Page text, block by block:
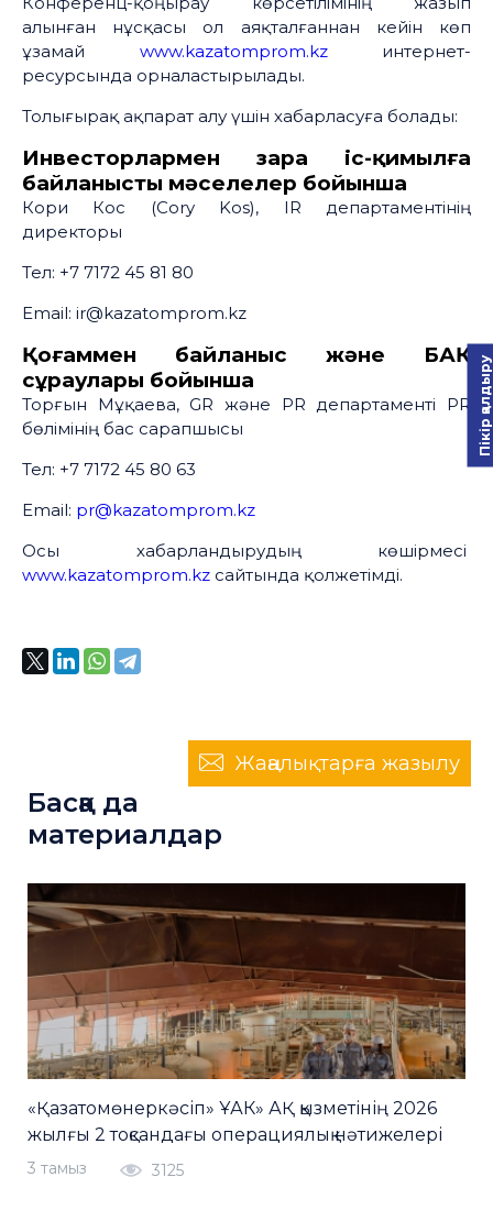
алынған нұсқасы ол аяқталғаннан кейін көп
ұзамай www.kazatomprom.kzинтернет-
ресурсында орналастырылады.
Толығырақ ақпарат алу үшін хабарласуға болады:
Инвесторлармен өзара іс-қимылға
байланысты мәселелер бойынша
Кори Кос (Cory Kos), IR департаментінің
директоры
Тел: +7 7172 45 81 80
Email: ir@kazatomprom.kz
Қоғаммен байланыс және БАҚ
сұраулары бойынша
Торғын Мұқаева, GR және PR департаменті PR
бөлімінің бас сарапшысы
Тел: +7 7172 45 80 63
Email: pr@kazatomprom.kz
Осы хабарландырудың көшірмесі
www.kazatomprom.kz сайтында қолжетімді.
Жаңалықтарға жазылу
Басқа да
материалдар
«Қазатомөнеркәсіп» ҰАК» АҚ қызметінің 2026
жылғы 2 тоқсандағы операциялық нәтижелері
3 тамыз 3125
Пікір қалдыру